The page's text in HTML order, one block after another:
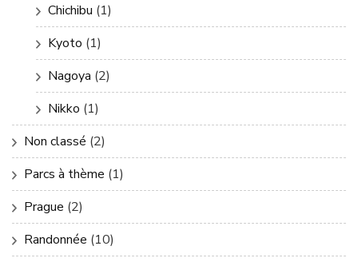
Chichibu (1)
Kyoto (1)
Nagoya (2)
Nikko (1)
Non classé (2)
Parcs à thème (1)
Prague (2)
Randonnée (10)